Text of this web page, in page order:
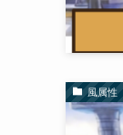
風属性